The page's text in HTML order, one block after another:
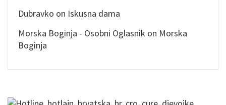
Dubravko on Iskusna dama
Morska Boginja - Osobni Oglasnik on Morska
Boginja